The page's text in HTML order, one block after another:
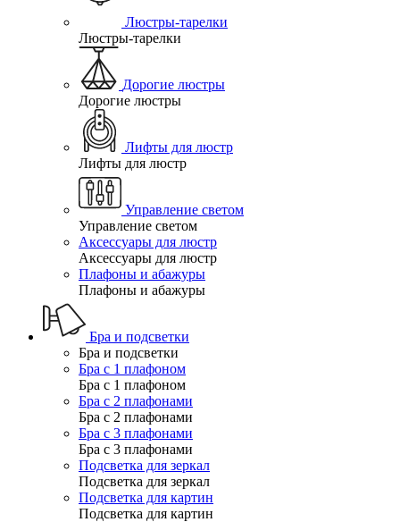
Люстры-тарелки
Люстры-тарелки
Дорогие люстры
Дорогие люстры
Лифты для люстр
Лифты для люстр
Управление светом
Управление светом
Аксессуары для люстр
Аксессуары для люстр
Плафоны и абажуры
Плафоны и абажуры
Бра и подсветки
Бра и подсветки
Бра с 1 плафоном
Бра с 1 плафоном
Бра с 2 плафонами
Бра с 2 плафонами
Бра с 3 плафонами
Бра с 3 плафонами
Подсветка для зеркал
Подсветка для зеркал
Подсветка для картин
Подсветка для картин